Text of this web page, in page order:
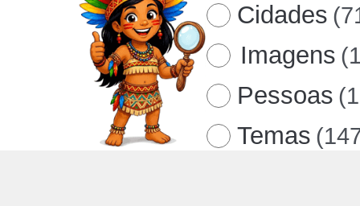
Cidades
Imagens
Pessoas
Temas